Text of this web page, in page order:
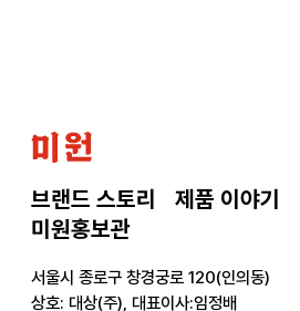
브랜드 스토리 제품 이야기
미원홍보관
미
서울시 종로구 창경궁로 120(인의동)
상호: 대상(주), 대표이사:임정배